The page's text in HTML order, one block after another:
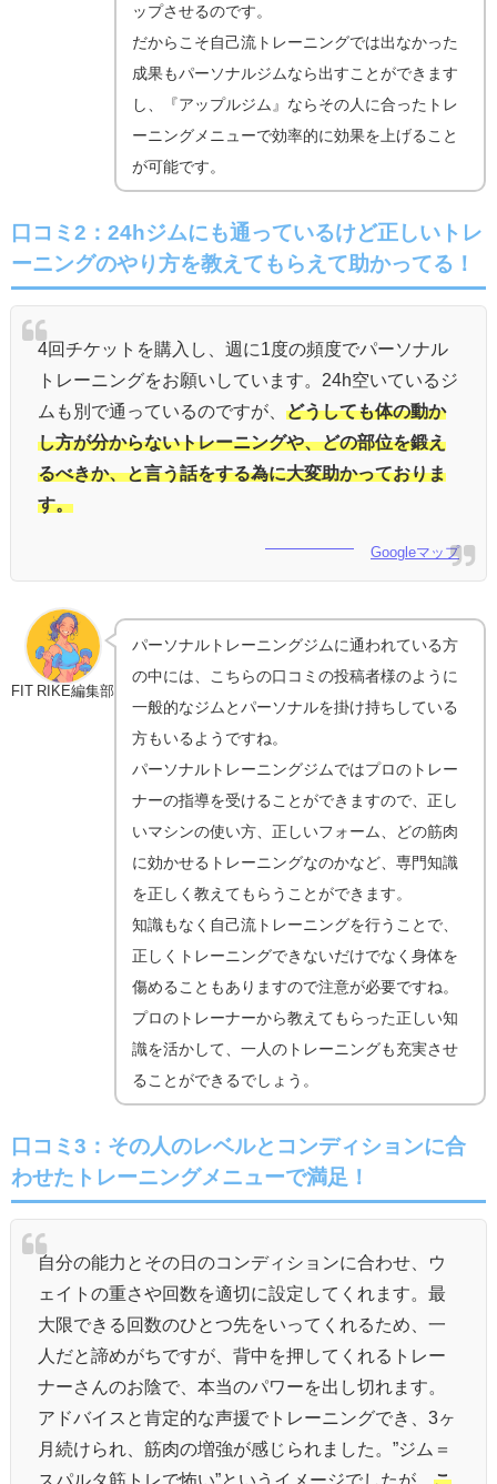
ップさせるのです。
だからこそ自己流トレーニングでは出なかった
成果もパーソナルジムなら出すことができます
し、『アップルジム』ならその人に合ったトレ
ーニングメニューで効率的に効果を上げること
が可能です。
口コミ2：24hジムにも通っているけど正しいトレ
ーニングのやり方を教えてもらえて助かってる！
4回チケットを購入し、週に1度の頻度でパーソナル
トレーニングをお願いしています。24h空いているジ
ムも別で通っているのですが、 どうしても体の動か
し方が分からないトレーニングや、どの部位を鍛え
るべきか、と言う話をする為に大変助かっておりま
す。
Googleマップ
FIT RIKE編集部
パーソナルトレーニングジムに通われている方
の中には、こちらの口コミの投稿者様のように
一般的なジムとパーソナルを掛け持ちしている
方もいるようですね。
パーソナルトレーニングジムではプロのトレー
ナーの指導を受けることができますので、正し
いマシンの使い方、正しいフォーム、どの筋肉
に効かせるトレーニングなのかなど、専門知識
を正しく教えてもらうことができます。
知識もなく自己流トレーニングを行うことで、
正しくトレーニングできないだけでなく身体を
傷めることもありますので注意が必要ですね。
プロのトレーナーから教えてもらった正しい知
識を活かして、一人のトレーニングも充実させ
ることができるでしょう。
口コミ3：その人のレベルとコンディションに合
わせたトレーニングメニューで満足！
自分の能力とその日のコンディションに合わせ、ウ
ェイトの重さや回数を適切に設定してくれます。最
大限できる回数のひとつ先をいってくれるため、一
人だと諦めがちですが、背中を押してくれるトレー
ナーさんのお陰で、本当のパワーを出し切れます。
アドバイスと肯定的な声援でトレーニングでき、3ヶ
月続けられ、筋肉の増強が感じられました。”ジム＝
スパルタ筋トレで怖い”というイメージでしたが、 こ